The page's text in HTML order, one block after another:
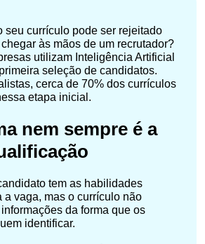
seu currículo pode ser rejeitado
às mãos de um recrutador?
utilizam Inteligência Artificial
seleção de candidatos.
cerca de 70% dos currículos
etapa inicial.
nem sempre é a
tem as habilidades
a vaga, mas o currículo não
da forma que os
identificar.